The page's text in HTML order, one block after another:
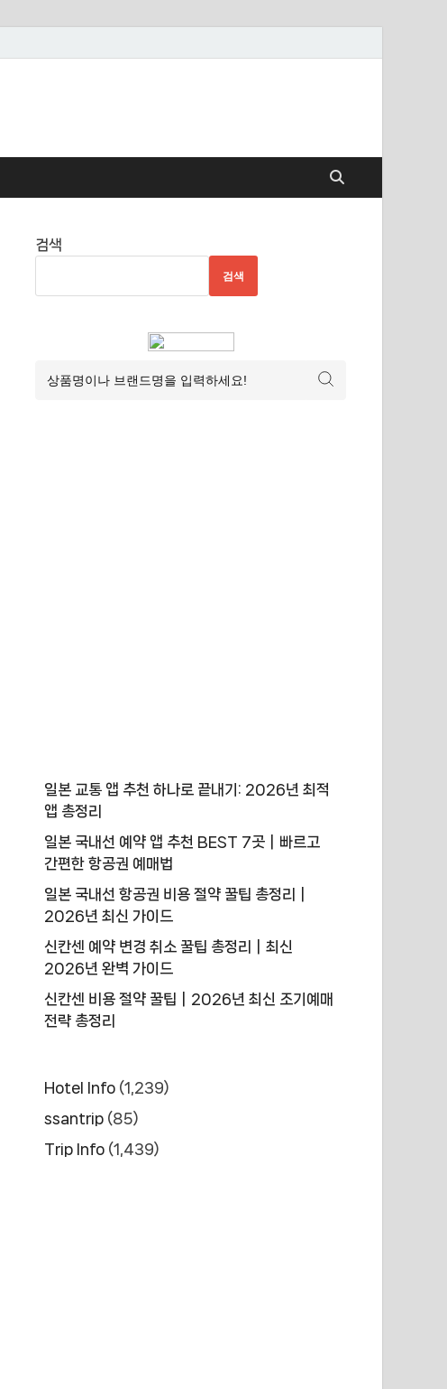
검색
검색
일본 교통 앱 추천 하나로 끝내기: 2026년 최적
앱 총정리
일본 국내선 예약 앱 추천 BEST 7곳｜빠르고
간편한 항공권 예매법
일본 국내선 항공권 비용 절약 꿀팁 총정리｜
2026년 최신 가이드
신칸센 예약 변경 취소 꿀팁 총정리｜최신
2026년 완벽 가이드
신칸센 비용 절약 꿀팁｜2026년 최신 조기예매
전략 총정리
Hotel Info (1,239)
ssantrip (85)
Trip Info (1,439)